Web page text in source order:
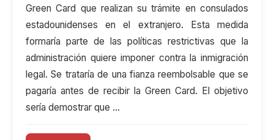
Green Card que realizan su trámite en consulados
estadounidenses en el extranjero. Esta medida
formaría parte de las políticas restrictivas que la
administración quiere imponer contra la inmigración
legal. Se trataría de una fianza reembolsable que se
pagaría antes de recibir la Green Card. El objetivo
sería demostrar que …